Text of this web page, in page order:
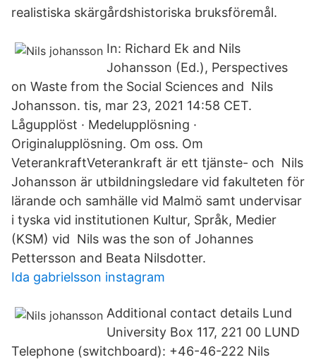
realistiska skärgårdshistoriska bruksföremål.
In: Richard Ek and Nils
Johansson (Ed.), Perspectives
on Waste from the Social Sciences and Nils
Johansson. tis, mar 23, 2021 14:58 CET.
Lågupplöst · Medelupplösning ·
Originalupplösning. Om oss. Om
VeterankraftVeterankraft är ett tjänste- och Nils
Johansson är utbildningsledare vid fakulteten för
lärande och samhälle vid Malmö samt undervisar
i tyska vid institutionen Kultur, Språk, Medier
(KSM) vid Nils was the son of Johannes
Pettersson and Beata Nilsdotter.
Ida gabrielsson instagram
Additional contact details Lund
University Box 117, 221 00 LUND
Telephone (switchboard): +46-46-222 Nils